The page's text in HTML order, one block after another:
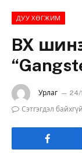
ДУУ ХӨГЖИМ
BX
Урлаг 24/
Сэтгэгдэл байхгүй